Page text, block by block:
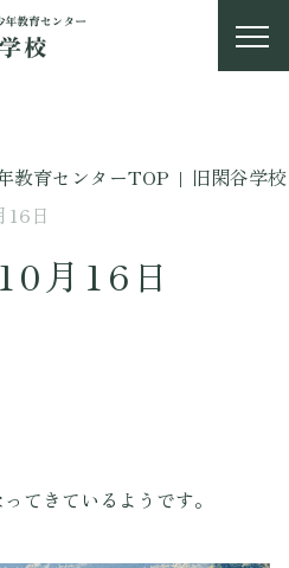
教育センターTOP | 旧閑谷学校
16日
月16日
てきているようです。